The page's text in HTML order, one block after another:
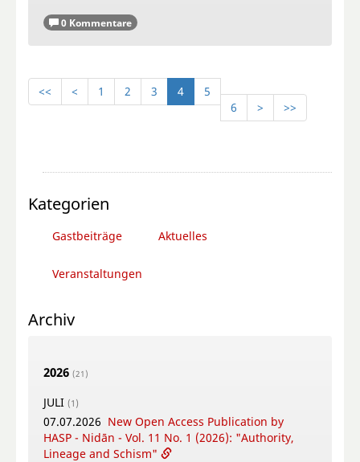
0 Kommentare
<< < 1 2 3 4
5
6
> >>
Kategorien
Gastbeiträge Aktuelles
Veranstaltungen
Archiv
2026 (21)
JULI (1)
07.07.2026 New Open Access Publication by
HASP - Nidān - Vol. 11 No. 1 (2026): "Authority,
Lineage and Schism"